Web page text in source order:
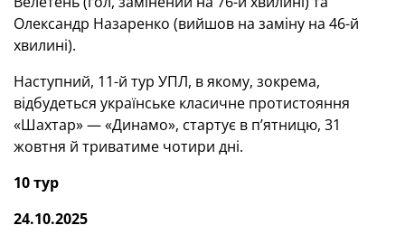
Олександр Назаренко (вийшов на заміну на 46-й
хвилині).
Наступний, 11-й тур УПЛ, в якому, зокрема,
відбудеться українське класичне протистояння
«Шахтар» — «Динамо», стартує в п’ятницю, 31
жовтня й триватиме чотири дні.
10 тур
24.10.2025